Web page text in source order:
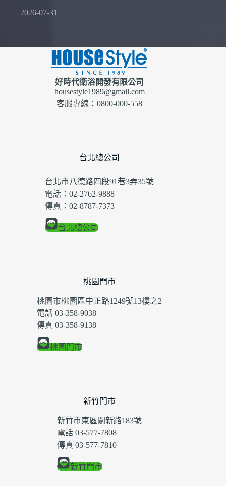
2026-07-31
好時代衛浴開發有限公司
housestyle1989@gmail.com
客服專線：0800-000-558
台北總公司
台北市八德路四段91巷3弄35號
電話：02-2762-9888
傳真：02-8787-7373
台北總公司
桃園門市
桃園市桃園區中正路1249號13樓之2
電話 03-358-9038
傳真 03-358-9138
桃園門市
新竹門市
新竹市東區關新路183號
電話 03-577-7808
傳真 03-577-7810
新竹門市